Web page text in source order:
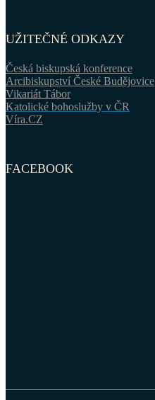
UŽITEČNÉ ODKAZY
Česká biskupská konference
Arcibiskupství České Budějovice
Vikariát Tábor
Katolické bohoslužby v ČR
Víra.CZ
FACEBOOK